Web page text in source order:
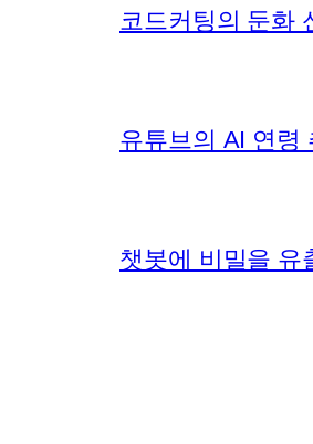
코드커팅의 둔화
유튜브의 AI 연령
챗봇에 비밀을 유